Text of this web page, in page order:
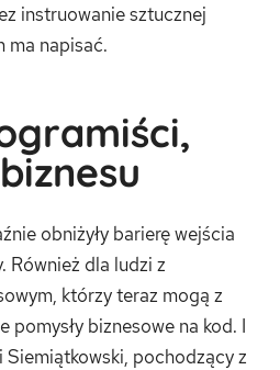
instruowanie sztucznej
ma napisać.
obniżyły barierę wejścia
Również dla ludzi z
którzy teraz mogą z
pomysły biznesowe na kod. I
Siemiątkowski, pochodzący z